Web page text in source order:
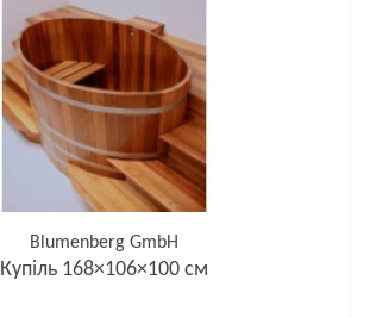
Blumenberg GmbH
Купіль 168×106×100 см